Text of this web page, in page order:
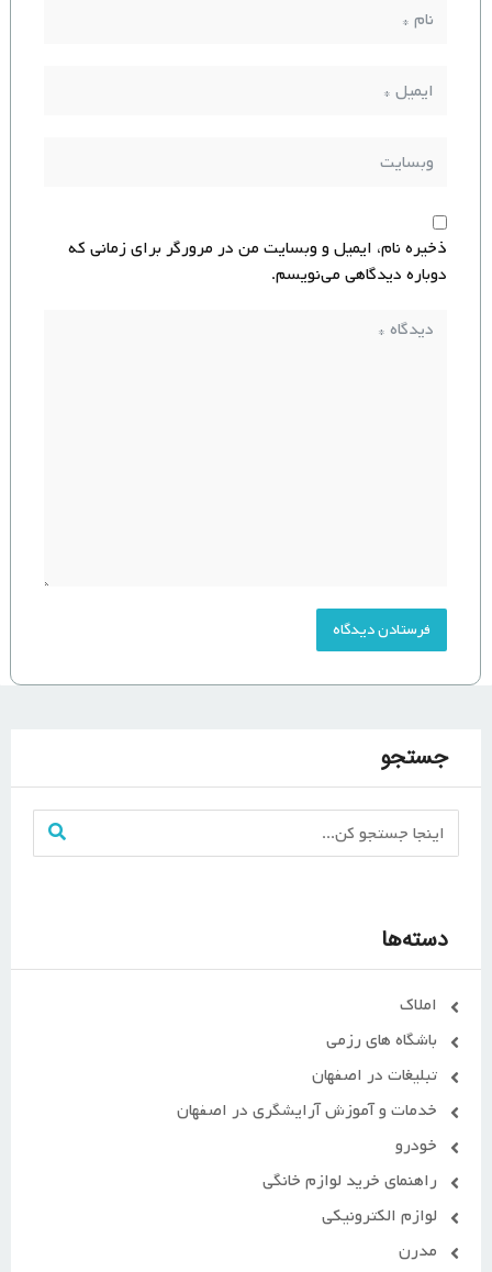
ذخیره نام، ایمیل و وبسایت من در مرورگر برای زمانی که
دوباره دیدگاهی می‌نویسم.
جستجو
دسته‌ها
املاک
باشگاه های رزمی
تبلیغات در اصفهان
خدمات و آموزش آرایشگری در اصفهان
خودرو
راهنمای خرید لوازم خانگی
لوازم الکترونیکی
مدرن